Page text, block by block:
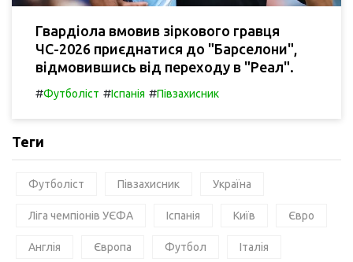
Гвардіола вмовив зіркового гравця
ЧС-2026 приєднатися до "Барселони",
відмовившись від переходу в "Реал".
#Футболіст #Іспанія #Півзахисник
Теги
Футболіст Півзахисник Україна
Ліга чемпіонів УЄФА Іспанія Київ Євро
Англія Європа Футбол Італія